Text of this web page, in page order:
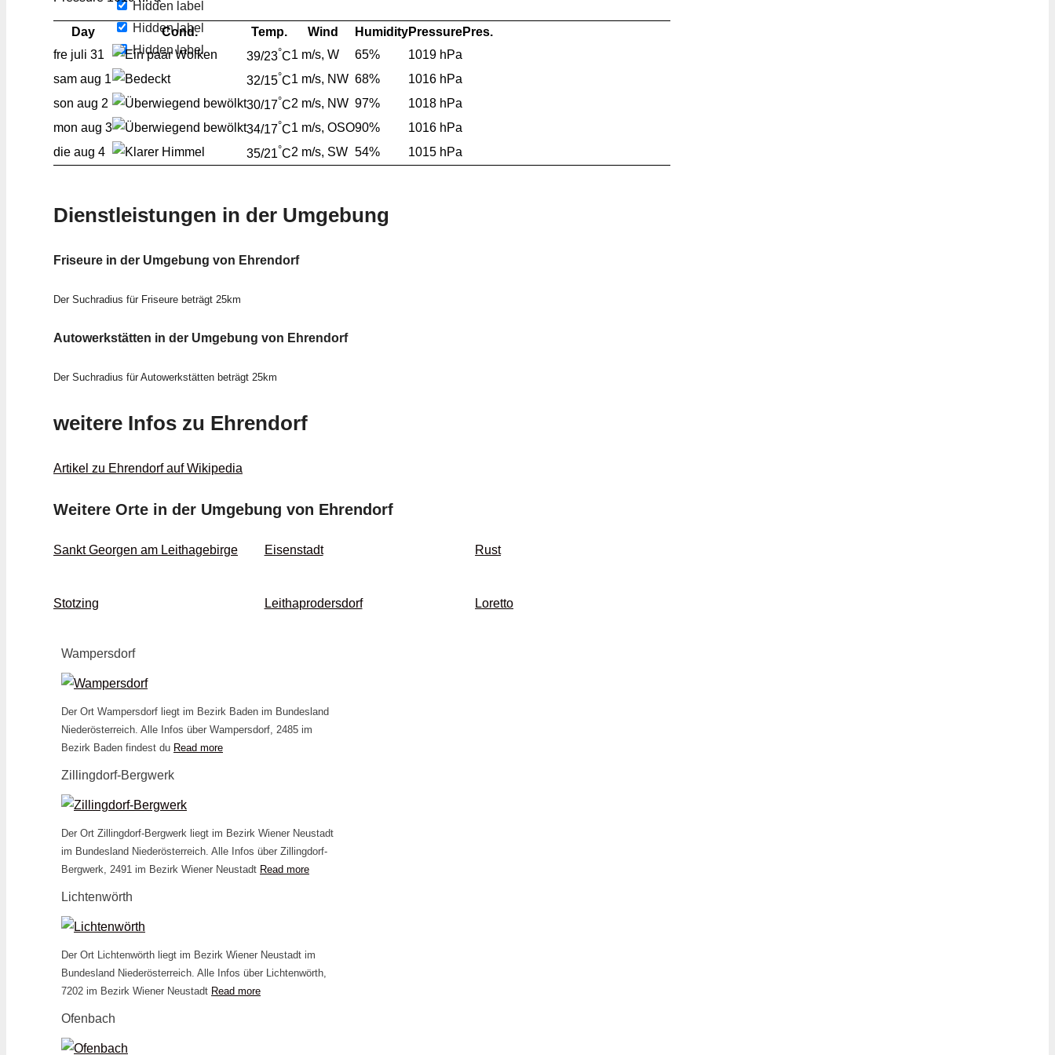
Hidden label
Hidden label
Hidden label
Day Cond. Temp. Wind HumidityPressurePres.
fre juli 31 39/23°C1 m/s, W 65%
1019 hPa
sam aug 1 32/15°C1 m/s, NW 68%
1016 hPa
son aug 2 30/17°C2 m/s, NW 97%
1018 hPa
mon aug 3 34/17°C1 m/s, OSO90%
1016 hPa
die aug 4 35/21°C2 m/s, SW 54% 1015 hPa
Dienstleistungen in der Umgebung
Friseure in der Umgebung von Ehrendorf
Der Suchradius für Friseure beträgt 25km
Autowerkstätten in der Umgebung von Ehrendorf
Der Suchradius für Autowerkstätten beträgt 25km
weitere Infos zu Ehrendorf
Artikel zu Ehrendorf auf Wikipedia
Weitere Orte in der Umgebung von Ehrendorf
Sankt Georgen am Leithagebirge Eisenstadt Rust
Stotzing Leithaprodersdorf Loretto
Wampersdorf
Der Ort Wampersdorf liegt im Bezirk Baden im Bundesland
Niederösterreich. Alle Infos über Wampersdorf, 2485 im
Bezirk Baden findest du Read more
Zillingdorf-Bergwerk
Der Ort Zillingdorf-Bergwerk liegt im Bezirk Wiener Neustadt
im Bundesland Niederösterreich. Alle Infos über Zillingdorf-
Bergwerk, 2491 im Bezirk Wiener Neustadt Read more
Lichtenwörth
Der Ort Lichtenwörth liegt im Bezirk Wiener Neustadt im
Bundesland Niederösterreich. Alle Infos über Lichtenwörth,
7202 im Bezirk Wiener Neustadt Read more
Ofenbach